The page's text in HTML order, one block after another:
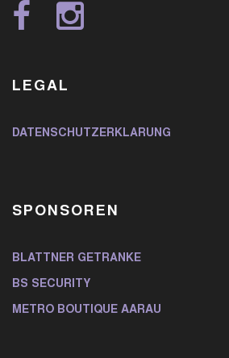
LEGAL
DATENSCHUTZERKLÄRUNG
SPONSOREN
BLATTNER GETRÄNKE
BS SECURITY
METRO BOUTIQUE AARAU